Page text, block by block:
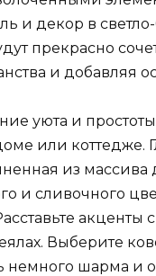
и декор в
прекрасно
и добавляя
уюта и
или коттедже.
из массива
и сливочного
акценты
Выберите
немного шарма